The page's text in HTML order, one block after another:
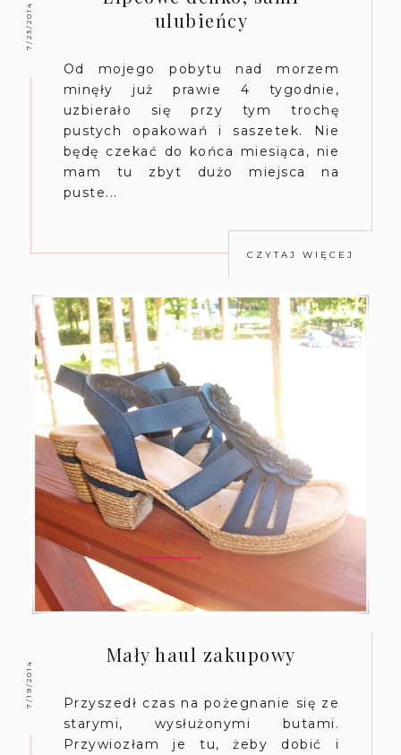
7/23/2014
ulubieńcy
Od mojego pobytu nad morzem
minęły już prawie 4 tygodnie,
uzbierało się przy tym trochę
pustych opakowań i saszetek. Nie
będę czekać do końca miesiąca, nie
mam tu zbyt dużo miejsca na
puste...
CZYTAJ WIĘCEJ
7/19/2014
Mały haul zakupowy
Przyszedł czas na pożegnanie się ze
starymi, wysłużonymi butami.
Przywiozłam je tu, żeby dobić i